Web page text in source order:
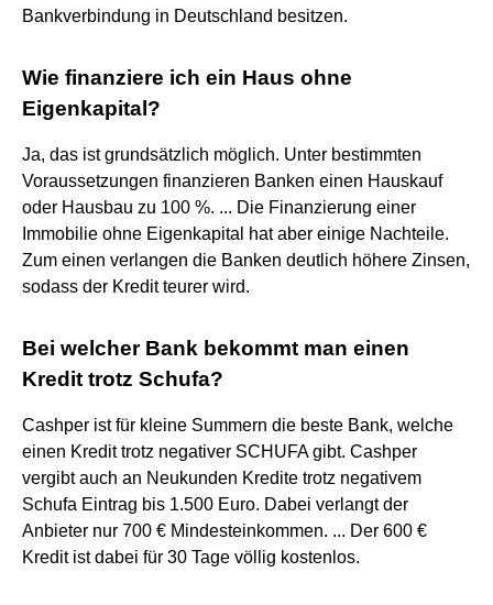
Bankverbindung in Deutschland besitzen.
Wie finanziere ich ein Haus ohne
Eigenkapital?
Ja, das ist grundsätzlich möglich. Unter bestimmten
Voraussetzungen finanzieren Banken einen Hauskauf
oder Hausbau zu 100 %. ... Die Finanzierung einer
Immobilie ohne Eigenkapital hat aber einige Nachteile.
Zum einen verlangen die Banken deutlich höhere Zinsen,
sodass der Kredit teurer wird.
Bei welcher Bank bekommt man einen
Kredit trotz Schufa?
Cashper ist für kleine Summern die beste Bank, welche
einen Kredit trotz negativer SCHUFA gibt. Cashper
vergibt auch an Neukunden Kredite trotz negativem
Schufa Eintrag bis 1.500 Euro. Dabei verlangt der
Anbieter nur 700 € Mindesteinkommen. ... Der 600 €
Kredit ist dabei für 30 Tage völlig kostenlos.